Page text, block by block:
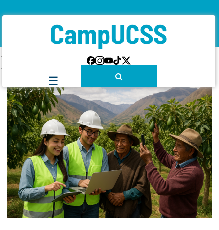
Etiqueta:Aguacate